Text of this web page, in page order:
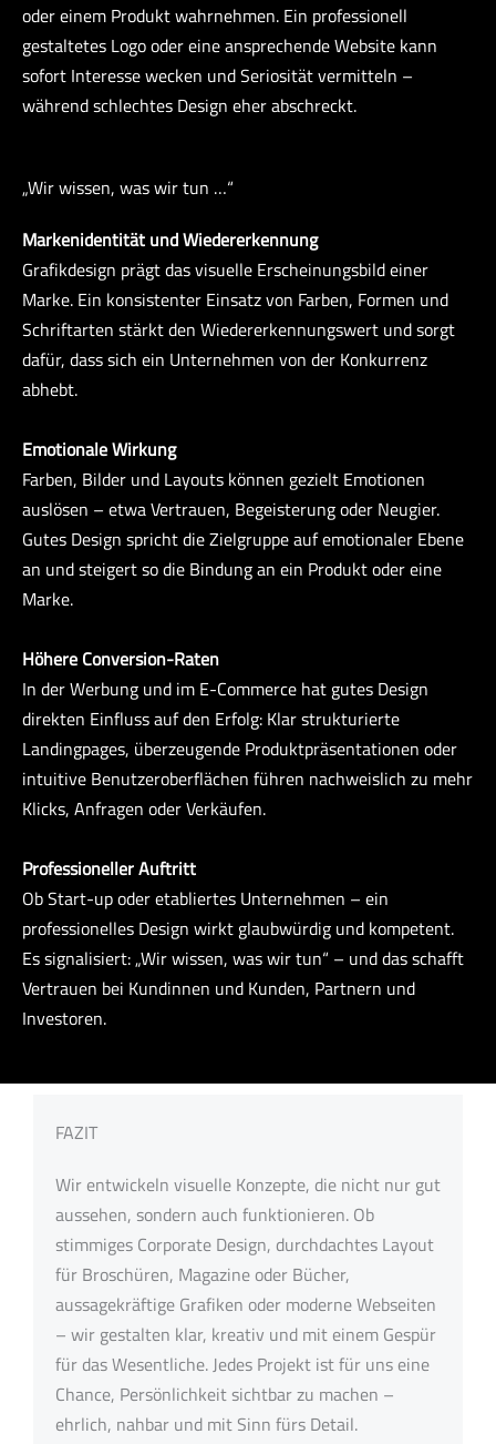
oder einem Produkt wahrnehmen. Ein professionell
gestaltetes Logo oder eine ansprechende Website kann
sofort Interesse wecken und Seriosität vermitteln –
während schlechtes Design eher abschreckt.
„Wir wissen, was wir tun …“
Markenidentität und Wiedererkennung
Grafikdesign prägt das visuelle Erscheinungsbild einer
Marke. Ein konsistenter Einsatz von Farben, Formen und
Schriftarten stärkt den Wiedererkennungswert und sorgt
dafür, dass sich ein Unternehmen von der Konkurrenz
abhebt.
Emotionale Wirkung
Farben, Bilder und Layouts können gezielt Emotionen
auslösen – etwa Vertrauen, Begeisterung oder Neugier.
Gutes Design spricht die Zielgruppe auf emotionaler Ebene
an und steigert so die Bindung an ein Produkt oder eine
Marke.
Höhere Conversion-Raten
In der Werbung und im E-Commerce hat gutes Design
direkten Einfluss auf den Erfolg: Klar strukturierte
Landingpages, überzeugende Produktpräsentationen oder
intuitive Benutzeroberflächen führen nachweislich zu mehr
Klicks, Anfragen oder Verkäufen.
Professioneller Auftritt
Ob Start-up oder etabliertes Unternehmen – ein
professionelles Design wirkt glaubwürdig und kompetent.
Es signalisiert: „Wir wissen, was wir tun“ – und das schafft
Vertrauen bei Kundinnen und Kunden, Partnern und
Investoren.
FAZIT
Wir entwickeln visuelle Konzepte, die nicht nur gut
aussehen, sondern auch funktionieren. Ob
stimmiges Corporate Design, durchdachtes Layout
für Broschüren, Magazine oder Bücher,
aussagekräftige Grafiken oder moderne Webseiten
– wir gestalten klar, kreativ und mit einem Gespür
für das Wesentliche. Jedes Projekt ist für uns eine
Chance, Persönlichkeit sichtbar zu machen –
ehrlich, nahbar und mit Sinn fürs Detail.